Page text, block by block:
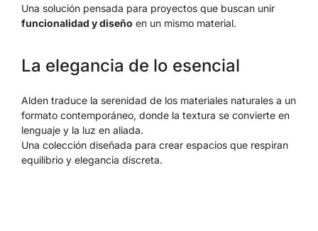
Una solución pensada para proyectos que buscan unir
funcionalidad y diseño en un mismo material.
La elegancia de lo esencial
Alden traduce la serenidad de los materiales naturales a un
formato contemporáneo, donde la textura se convierte en
lenguaje y la luz en aliada.
Una colección diseñada para crear espacios que respiran
equilibrio y elegancia discreta.